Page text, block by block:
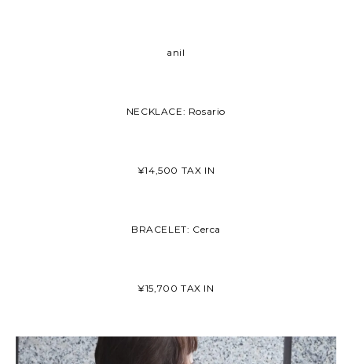
anil
NECKLACE: Rosario
¥14,500 TAX IN
BRACELET: Cerca
¥15,700 TAX IN